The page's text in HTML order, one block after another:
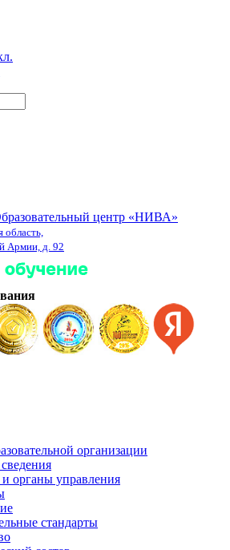
центр «НИВА»
область,
Армии, д. 92
организации
органы управления
стандарты